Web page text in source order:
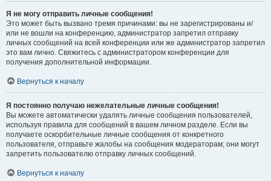
Я не могу отправить личные сообщения!
Это может быть вызвано тремя причинами: вы не зарегистрированы и/
или не вошли на конференцию, администратор запретил отправку
личных сообщений на всей конференции или же администратор запретил
это вам лично. Свяжитесь с администратором конференции для
получения дополнительной информации.
Вернуться к началу
Я постоянно получаю нежелательные личные сообщения!
Вы можете автоматически удалять личные сообщения пользователей,
используя правила для сообщений в вашем личном разделе. Если вы
получаете оскорбительные личные сообщения от конкретного
пользователя, отправьте жалобы на сообщения модераторам; они могут
запретить пользователю отправку личных сообщений.
Вернуться к началу